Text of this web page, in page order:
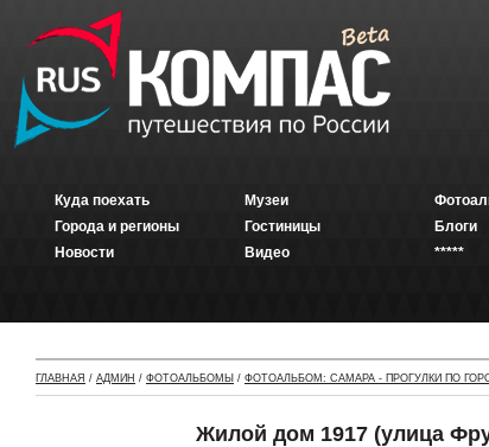
Куда поехать
Города и регионы
Новости
Музеи
Гостиницы
Видео
Блоги
*****
ГЛАВНАЯ / АДМИН / ФОТОАЛЬБОМЫ / ФОТОАЛЬБОМ: САМАРА - ПРОГУЛКИ ПО
Жилой дом 1917 (улица